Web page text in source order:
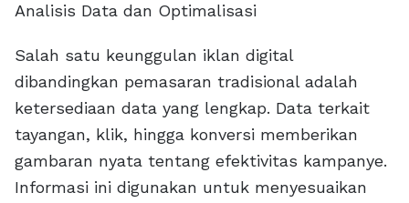
Analisis Data dan Optimalisasi
Salah satu keunggulan iklan digital
dibandingkan pemasaran tradisional adalah
ketersediaan data yang lengkap. Data terkait
tayangan, klik, hingga konversi memberikan
gambaran nyata tentang efektivitas kampanye.
Informasi ini digunakan untuk menyesuaikan